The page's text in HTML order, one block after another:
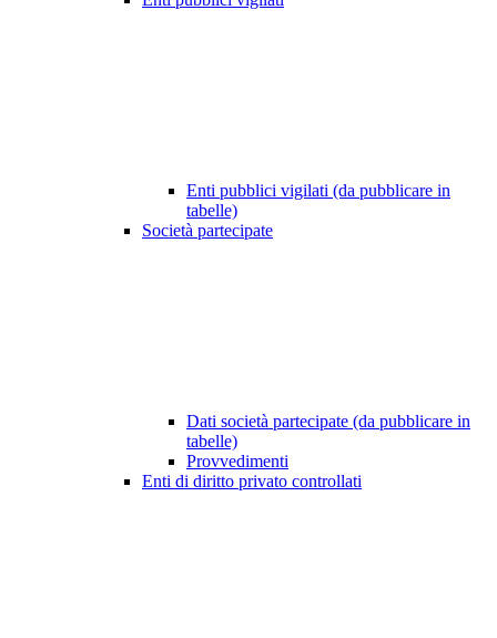
Enti pubblici vigilati (da pubblicare in
tabelle)
Società partecipate
Dati società partecipate (da pubblicare in
tabelle)
Provvedimenti
Enti di diritto privato controllati